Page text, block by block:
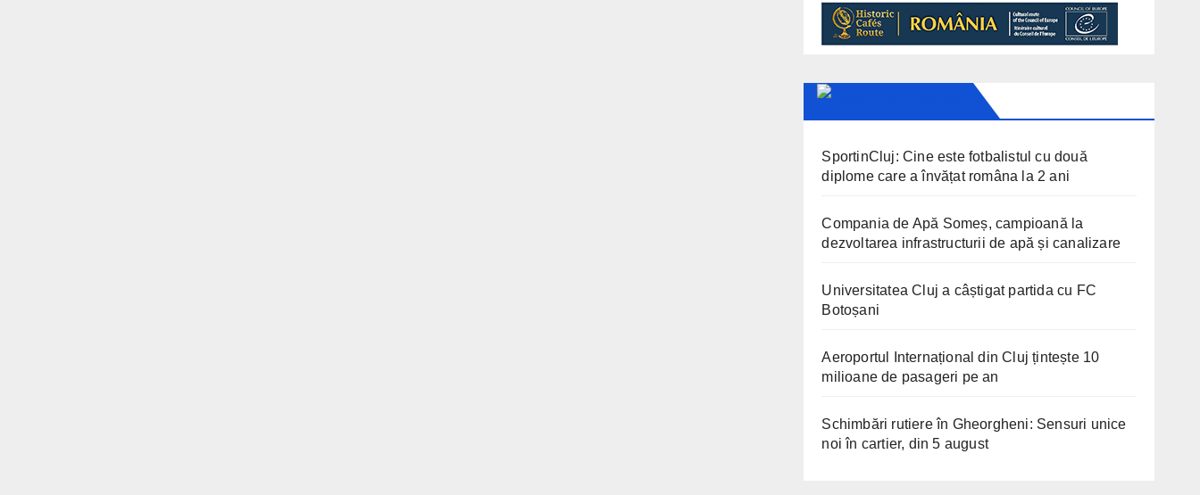
SportinCluj: Cine este fotbalistul cu două
diplome care a învățat româna la 2 ani
Compania de Apă Someș, campioană la
dezvoltarea infrastructurii de apă și canalizare
Universitatea Cluj a câștigat partida cu FC
Botoșani
Aeroportul Internațional din Cluj țintește 10
milioane de pasageri pe an
Schimbări rutiere în Gheorgheni: Sensuri unice
noi în cartier, din 5 august